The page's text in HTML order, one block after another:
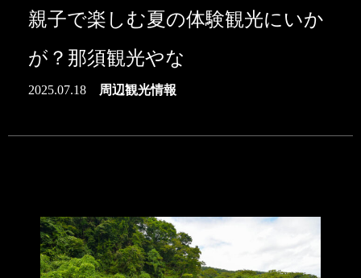
親子で楽しむ夏の体験観光にいか
が？那須観光やな
2025.07.18 周辺観光情報